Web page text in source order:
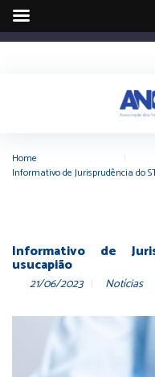
Home
Informativo de Jurisprudência do
Informativo de
usucapião
21/06/2023 Notícias